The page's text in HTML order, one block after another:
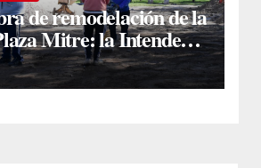
de remodelación de la
Mitre: la Intendente
supervisó los